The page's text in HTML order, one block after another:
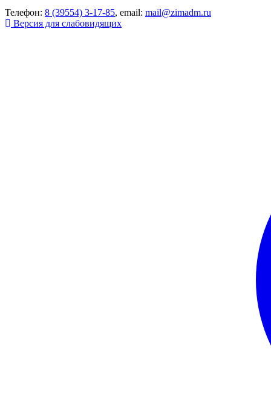
Телефон: 8 (39554) 3-17-85, email: mail@zimadm.ru
Версия для слабовидящих